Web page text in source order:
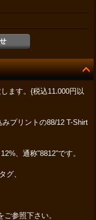
ます。{税込11.000円以
みプリントの88/12 T-Shirt
、通称"8812"です。
グ、
参照下さい。